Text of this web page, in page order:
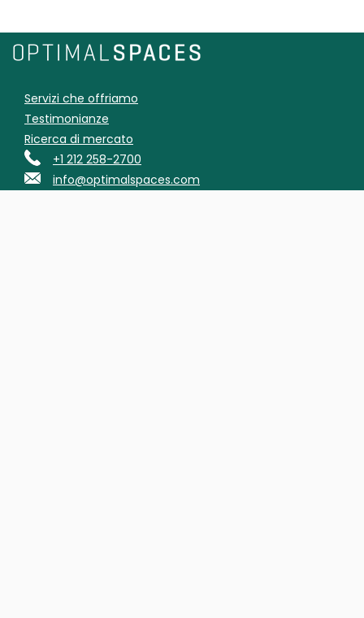
Servizi che offriamo
Testimonianze
Ricerca di mercato
+1 212 258-2700
info@optimalspaces.com